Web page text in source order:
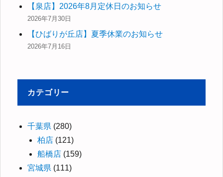
【泉店】2026年8月定休日のお知らせ
2026年7月30日
【ひばりが丘店】夏季休業のお知らせ
2026年7月16日
カテゴリー
千葉県 (280)
柏店 (121)
船橋店 (159)
宮城県 (111)